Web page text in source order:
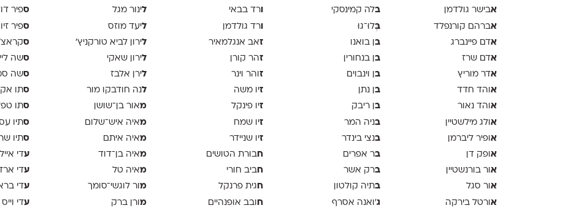
אבישר גולדמן
אברהם קורנפלד
אדם פיינברג
אדם שרז
אדר מוריץ
אוהד חדד
אוהד נאור
אולג מילשטיין
אופיר ליברמן
אופק דן
אור בורנשטיין
אור סגל
אורטל בירקה
בלה קמינסקי
בְּלוּ־גוּ
ב ן בואנו
ב ן בנחורין
ב ן וינבוים
ב ן נתן
ב ן ריבק
בניה המר
בנצי בינדר
בר אפרים
ברק אשר
בתיה קולטון
ג'ואנה אסרף
ורד בבאי
ורד גולדמן
זאב אנגלמאיר
זהר קורן
זוהר וינר
זיו משה
זיו פינקל
זיו שמח
זיו שניידר
חבורת הטושים
חביב חורי
חגית פרנקל
ח ובב אופנהיים
לינור מגל
ליעד מוזס
לירון לביא טורקניץ׳
לירון שאקי
לירן אלבז
לנה חודבקו מור
מאור בן־שושן
מאיה איש־שלום
מאיה איתם
מאיה בן־דוד
מאיה טל
מ ור לוגשי־סומך
מ ורן ברק
ספיר
ספיר זיו
ס
סשה
סשה
סתו
סתו
סתיו
סתיו
עדי
עדי
עדי
עדי וייס